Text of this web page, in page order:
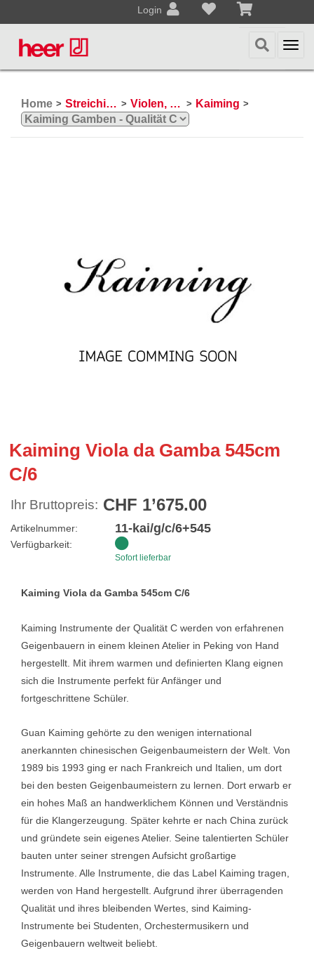
Login
Home > Streichinstrumente > Violen, Gamben > Kaiming >
Kaiming Viola da Gamba 545cm
C/6
Ihr Bruttopreis: CHF 1’675.00
Artikelnummer: 11-kai/g/c/6+545
Verfügbarkeit:
Sofort lieferbar
Kaiming Viola da Gamba 545cm C/6
Kaiming Instrumente der Qualität C werden von erfahrenen
Geigenbauern in einem kleinen Atelier in Peking von Hand
hergestellt. Mit ihrem warmen und definierten Klang eignen
sich die Instrumente perfekt für Anfänger und
fortgeschrittene Schüler.
Guan Kaiming gehörte zu den wenigen international
anerkannten chinesischen Geigenbaumeistern der Welt. Von
1989 bis 1993 ging er nach Frankreich und Italien, um dort
bei den besten Geigenbaumeistern zu lernen. Dort erwarb er
ein hohes Maß an handwerklichem Können und Verständnis
für die Klangerzeugung. Später kehrte er nach China zurück
und gründete sein eigenes Atelier. Seine talentierten Schüler
bauten unter seiner strengen Aufsicht großartige
Instrumente. Alle Instrumente, die das Label Kaiming tragen,
werden von Hand hergestellt. Aufgrund ihrer überragenden
Qualität und ihres bleibenden Wertes, sind Kaiming-
Instrumente bei Studenten, Orchestermusikern und
Geigenbauern weltweit beliebt.